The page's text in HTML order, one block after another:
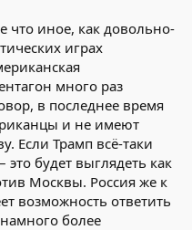
что иное, как довольно-
играх
много раз
в последнее время
и не имеют
Если Трамп всё-таки
будет выглядеть как
Москвы. Россия же к
возможность ответить
более